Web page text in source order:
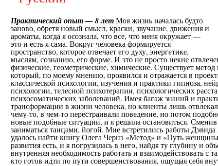
Практический опыт — 8 летМоя жизнь началась будто
заново, обретя новый смысл, краски, звучание, движения и
ароматы, когда я осознала, что все, что меня окружает —
это и есть я сама. Вокруг человека формируется
пространство, которое отвечает его духу, энергетике,
мыслям, сознанию, его форме. И это не просто некие
физические, геометрические, химические. Существует
который, по моему мнению, проявился и отражается в
классической психологии, изучения и практики гипноза,
психологии, телесной психотерапии, психологических
психосоматических заболеваний. Имея багаж знаний и
трансформации в жизни человека, но клиенты лишь
чему-то, в чем-то перестраивали поведение, но потом
новые подобные ситуации, и я решила остановиться. Сменив
заниматься танцами, йогой. Мне встретились работы
удалось найти книгу Олега Чернэ «Метод» и «Путь
развития есть, и я погрузилась в него, найдя ту глубину и
внутренняя необходимость работать и взаимодействовать
кто готов идти по пути совершенствования, ощущая себя